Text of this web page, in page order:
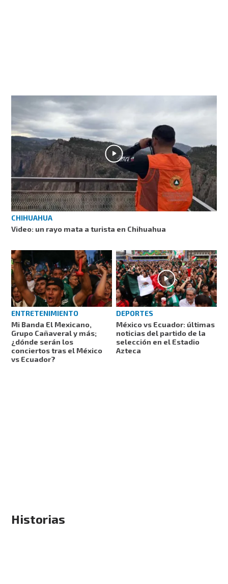
CHIHUAHUA
Video: un rayo mata a turista en Chihuahua
ENTRETENIMIENTO
Mi Banda El Mexicano,
Grupo Cañaveral y más;
¿dónde serán los
conciertos tras el México
vs Ecuador?
DEPORTES
México vs Ecuador: últimas
noticias del partido de la
selección en el Estadio
Azteca
Historias